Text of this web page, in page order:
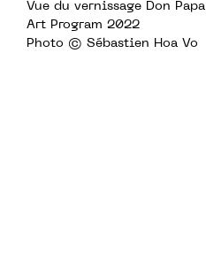
Vue du vernissage Don Papa
Art Program 2022
Photo © Sébastien Hoa Vo